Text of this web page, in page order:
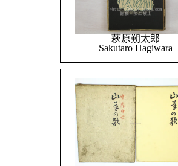
萩原朔太郎
Sakutaro Hagiwara